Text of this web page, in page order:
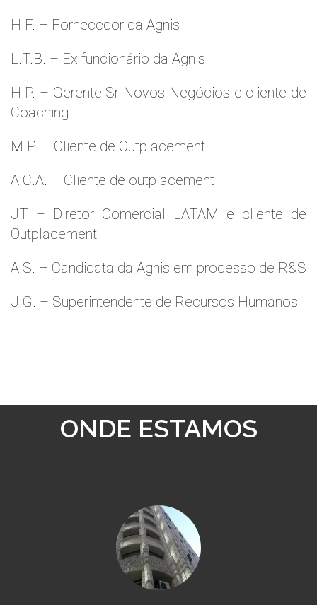
H.F. – Fornecedor da Agnis
L.T.B. – Ex funcionário da Agnis
H.P. – Gerente Sr Novos Negócios e cliente de
Coaching
M.P. – Cliente de Outplacement.
A.C.A. – Cliente de outplacement
JT – Diretor Comercial LATAM e cliente de
Outplacement
A.S. – Candidata da Agnis em processo de R&S
J.G. – Superintendente de Recursos Humanos
ONDE ESTAMOS